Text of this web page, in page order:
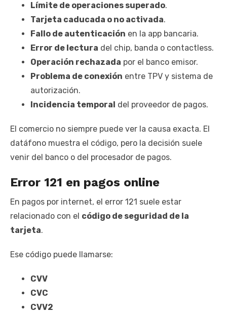
Límite de operaciones superado.
Tarjeta caducada o no activada.
Fallo de autenticación en la app bancaria.
Error de lectura del chip, banda o contactless.
Operación rechazada por el banco emisor.
Problema de conexión entre TPV y sistema de
autorización.
Incidencia temporal del proveedor de pagos.
El comercio no siempre puede ver la causa exacta. El
datáfono muestra el código, pero la decisión suele
venir del banco o del procesador de pagos.
Error 121 en pagos online
En pagos por internet, el error 121 suele estar
relacionado con el código de seguridad de la
tarjeta.
Ese código puede llamarse:
CVV
CVC
CVV2